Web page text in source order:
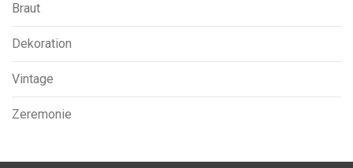
Braut
Dekoration
Vintage
Zeremonie